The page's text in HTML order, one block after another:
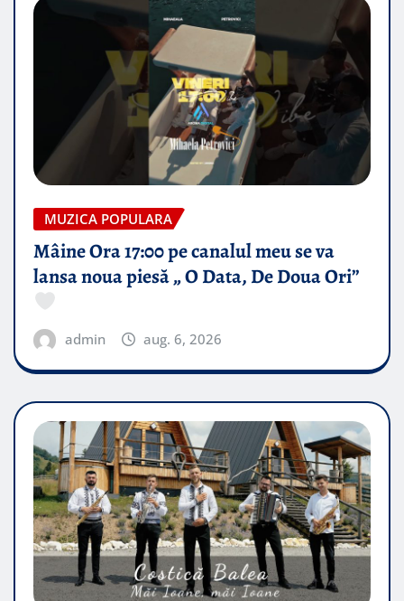
MUZICA POPULARA
Mâine Ora 17:00 pe canalul meu se va
lansa noua piesă „ O Data, De Doua Ori”
admin aug. 6, 2026